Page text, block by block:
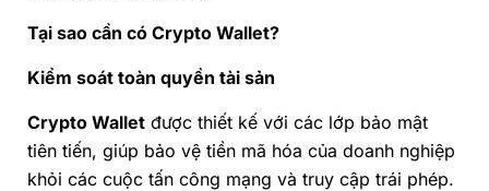
Tại sao cần có Crypto Wallet?
Kiểm soát toàn quyền tài sản
Crypto Wallet được thiết kế với các lớp bảo mật
tiên tiến, giúp bảo vệ tiền mã hóa của doanh nghiệp
khỏi các cuộc tấn công mạng và truy cập trái phép.